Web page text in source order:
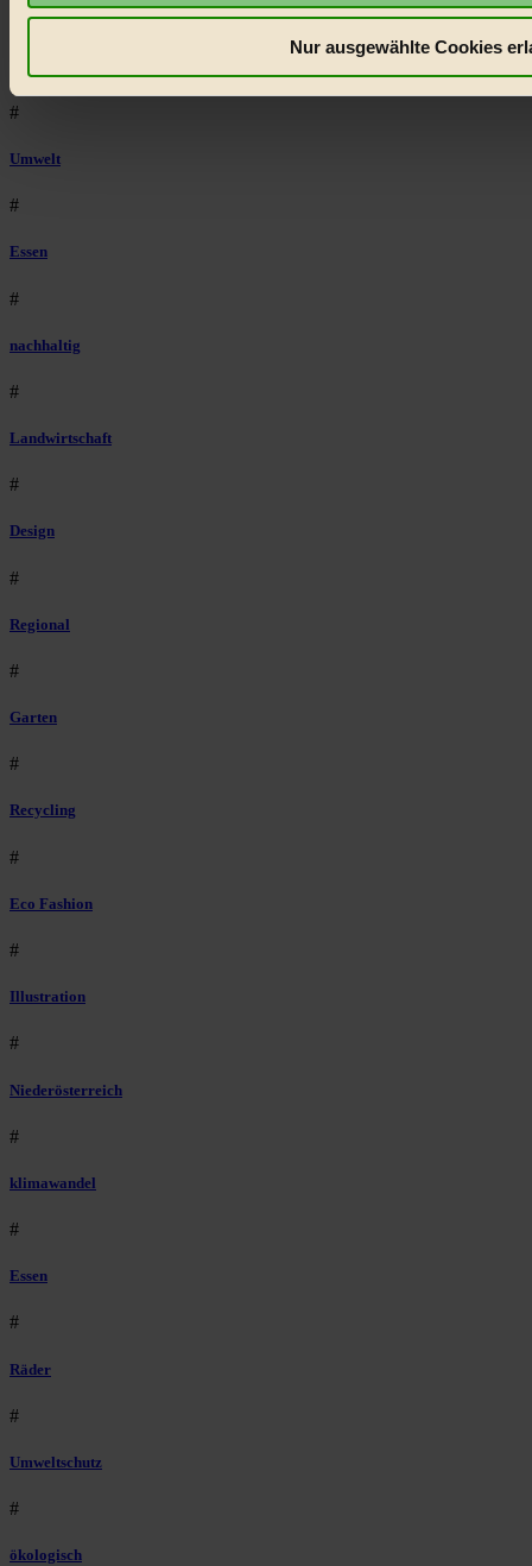
Nur ausgewählte Cookies
#
Umwelt
#
Essen
#
nachhaltig
#
Landwirtschaft
#
Design
#
Regional
#
Garten
#
Recycling
#
Eco Fashion
#
Illustration
#
Niederösterreich
#
klimawandel
#
Essen
#
Räder
#
Umweltschutz
#
ökologisch